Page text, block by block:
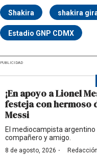
Shakira shakira
Estadio GNP CDMX
PUBLICIDAD
¡En apoyo a Lionel
festeja con hermoso
Messi
El mediocampista
compañero y amigo.
8 de agosto, 2026 ·